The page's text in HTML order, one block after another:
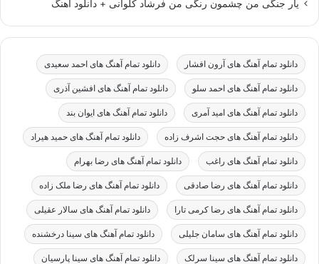
یار جنگی من چشمون رنگی من فرشاد کلوانی + دانلود اهنگ
دانلود تمام آهنگ های آرون افشار دانلود تمام آهنگ های احمد سعیدی
دانلود تمام آهنگ های احمد سلو دانلود تمام آهنگ های افشین آذری
دانلود تمام آهنگ های امید آمری دانلود تمام آهنگ های ایوان بند
دانلود تمام آهنگ های حجت اشرف زاده دانلود تمام آهنگ های حمید هیراد
دانلود تمام آهنگ های راغب دانلود تمام آهنگ های رضا بهرام
دانلود تمام آهنگ های رضا صادقی دانلود تمام آهنگ های رضا ملک زاده
دانلود تمام آهنگ های رضا کرمی تارا دانلود تمام آهنگ های سالار عقیلی
دانلود تمام آهنگ های سامان جلیلی دانلود تمام آهنگ های سینا درخشنده
دانلود تمام آهنگ های سینا سرلک دانلود تمام آهنگ های سینا پارسیان